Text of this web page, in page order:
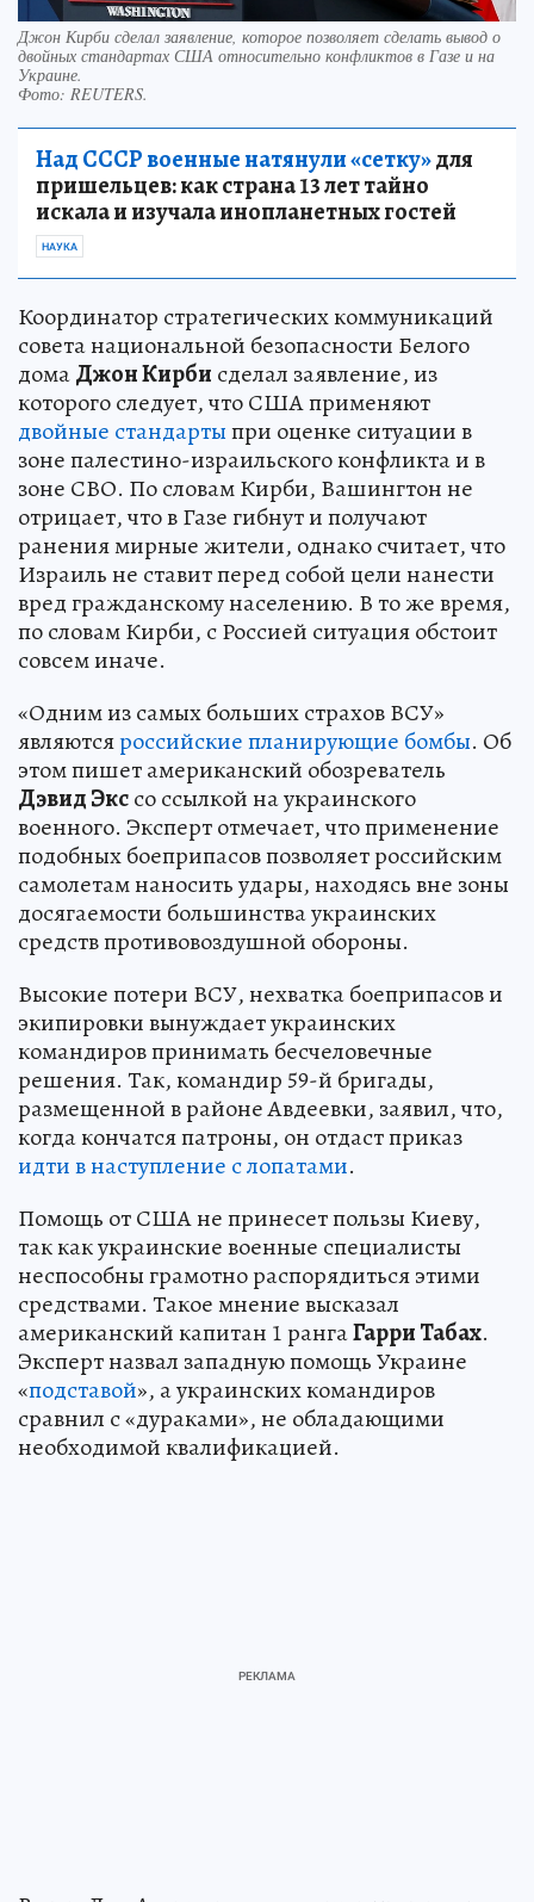
Джон Кирби сделал заявление, которое позволяет сделать вывод о
двойных стандартах США относительно конфликтов в Газе и на
Украине.
Фото: REUTERS.
Над СССР военные натянули «сетку»для
пришельцев: как страна 13 лет тайно
искала и изучала инопланетных гостей
НАУКА
Координатор стратегических коммуникаций
совета национальной безопасности Белого
домаДжон Кирби сделал заявление, из
которого следует, что США применяют
двойные стандартыпри оценке ситуации в
зоне палестино-израильского конфликта и в
зоне СВО. По словам Кирби, Вашингтон не
отрицает, что в Газе гибнут и получают
ранения мирные жители, однако считает, что
Израиль не ставит перед собой цели нанести
вред гражданскому населению. В то же время,
по словам Кирби, с Россией ситуация обстоит
совсем иначе.
«Одним из самых больших страхов ВСУ»
являютсяроссийские планирующие бомбы. Об
этом пишет американский обозреватель
Дэвид Экссо ссылкой на украинского
военного. Эксперт отмечает, что применение
подобных боеприпасов позволяет российским
самолетам наносить удары, находясь вне зоны
досягаемости большинства украинских
средств противовоздушной обороны.
Высокие потери ВСУ, нехватка боеприпасов и
экипировки вынуждает украинских
командиров принимать бесчеловечные
решения. Так, командир 59-й бригады,
размещенной в районе Авдеевки, заявил, что,
когда кончатся патроны, он отдаст приказ
идти в наступление с лопатами.
Помощь от США не принесет пользы Киеву,
так как украинские военные специалисты
неспособны грамотно распорядиться этими
средствами. Такое мнение высказал
американский капитан 1 рангаГарри Табах.
Эксперт назвал западную помощь Украине
«подставой», а украинских командиров
сравнил с «дураками», не обладающими
необходимой квалификацией.